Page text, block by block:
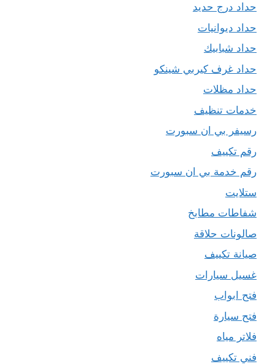
حداد درج حديد
حداد ديوانيات
حداد شبابيك
حداد غرف كيربي شينكو
حداد مظلات
خدمات تنظيف
رسيفر بي ان سبورت
رقم تكييف
رقم خدمة بي ان سبورت
ستلايت
شفاطات مطابخ
صالونات حلاقة
صيانة تكييف
غسيل سيارات
فتح ابواب
فتح سيارة
فلاتر مياه
فني تكييف